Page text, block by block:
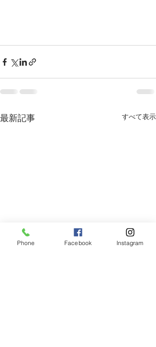
最新記事 すべて表示
Phone Facebook Instagram